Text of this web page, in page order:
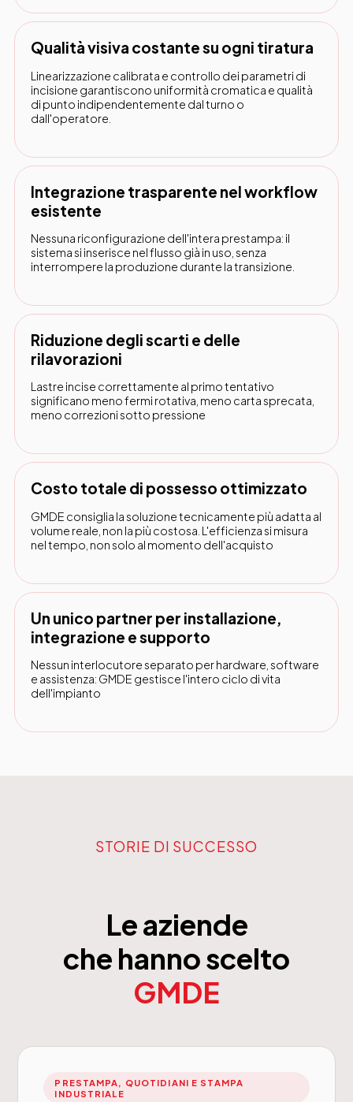
Qualità visiva costante su ogni tiratura
Linearizzazione calibrata e controllo dei parametri di
incisione garantiscono uniformità cromatica e qualità
di punto indipendentemente dal turno o
dall'operatore.
Integrazione trasparente nel workflow
esistente
Nessuna riconfigurazione dell'intera prestampa: il
sistema si inserisce nel flusso già in uso, senza
interrompere la produzione durante la transizione.
Riduzione degli scarti e delle
rilavorazioni
Lastre incise correttamente al primo tentativo
significano meno fermi rotativa, meno carta sprecata,
meno correzioni sotto pressione
Costo totale di possesso ottimizzato
GMDE consiglia la soluzione tecnicamente più adatta al
volume reale, non la più costosa. L'efficienza si misura
nel tempo, non solo al momento dell'acquisto
Un unico partner per installazione,
integrazione e supporto
Nessun interlocutore separato per hardware, software
e assistenza: GMDE gestisce l'intero ciclo di vita
dell'impianto
STORIE DI SUCCESSO
Le aziende
che hanno scelto
GMDE
PRESTAMPA, QUOTIDIANI E STAMPA
INDUSTRIALE